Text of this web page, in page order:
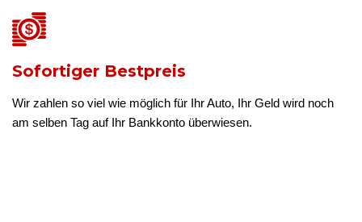
Sofortiger Bestpreis
Wir zahlen so viel wie möglich für Ihr Auto, Ihr Geld wird noch
am selben Tag auf Ihr Bankkonto überwiesen.